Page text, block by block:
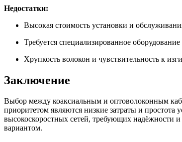
Недостатки:
Высокая стоимость установки и
Требуется специализированное
Хрупкость волокон и чувствительность к
Заключение
Выбор между коаксиальным и оптоволоконным
приоритетом являются низкие затраты и
высокоскоростных сетей, требующих надёжности
вариантом.